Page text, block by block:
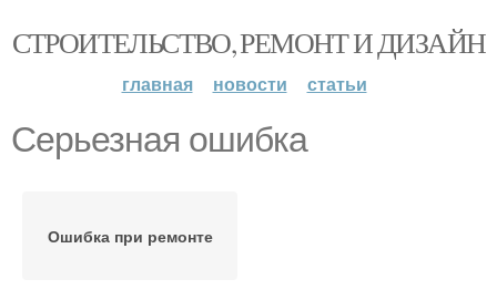
СТРОИТЕЛЬСТВО, РЕМОНТ И ДИЗАЙН
главная новости статьи
Серьезная ошибка
Ошибка при ремонте